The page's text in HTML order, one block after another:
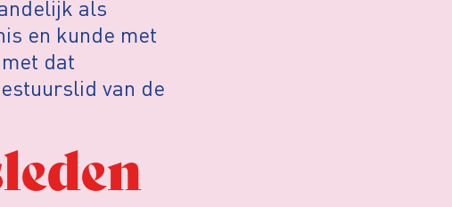
als
en kunde met
dat
van de